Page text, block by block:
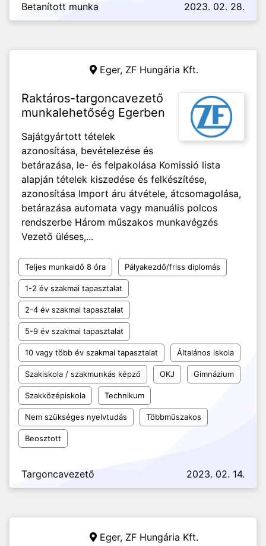
Betanított munka 2023. 02. 28.
Eger, ZF Hungária Kft.
Raktáros-targoncavezető
munkalehetőség Egerben
Sajátgyártott tételek
azonosítása, bevételezése és
betárazása, le- és felpakolása Komissió lista
alapján tételek kiszedése és felkészítése,
azonosítása Import áru átvétele, átcsomagolása,
betárazása automata vagy manuális polcos
rendszerbe Három műszakos munkavégzés
Vezető üléses,...
Teljes munkaidő 8 óra Pályakezdő/friss diplomás
1-2 év szakmai tapasztalat
2-4 év szakmai tapasztalat
5-9 év szakmai tapasztalat
10 vagy több év szakmai tapasztalat Általános iskola
Szakiskola / szakmunkás képző OKJ Gimnázium
Szakközépiskola Technikum
Nem szükséges nyelvtudás Többműszakos
Beosztott
Targoncavezető 2023. 02. 14.
Eger, ZF Hungária Kft.